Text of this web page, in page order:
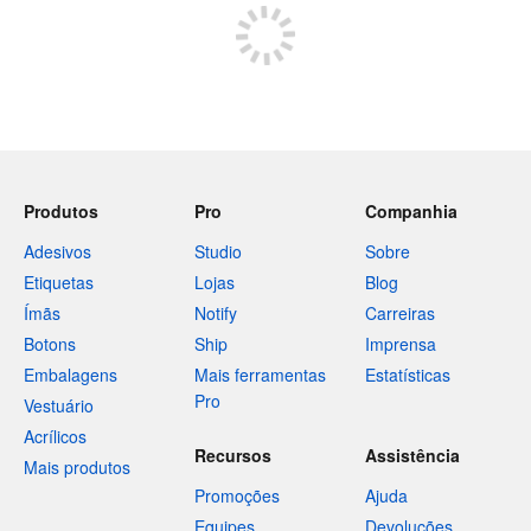
Produtos
Adesivos
Etiquetas
Ímãs
Botons
Embalagens
Vestuário
Acrílicos
Mais produtos
Pro
Studio
Lojas
Notify
Ship
Mais ferramentas
Pro
Companhia
Sobre
Blog
Carreiras
Imprensa
Estatísticas
Recursos
Promoções
Equipes
Assistência
Ajuda
Devoluções